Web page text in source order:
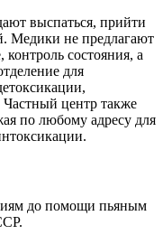
выспаться, прийти
Медики не предлагают
состояния, а
для
Частный центр также
по любому адресу для
до помощи пьяным